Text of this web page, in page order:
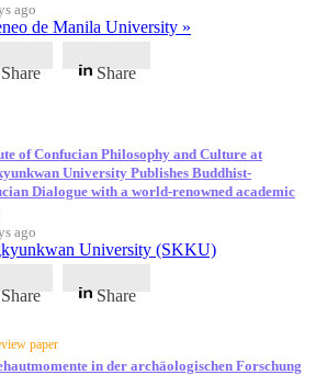
ago
de Manila University »
Share Share
of Confucian Philosophy and Culture at
University Publishes Buddhist-
Dialogue with a world-renowned academic
ago
University (SKKU)
Share Share
paper
in der archäologischen Forschung